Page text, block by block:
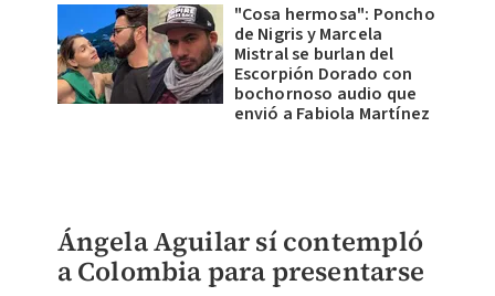
"Cosa hermosa": Poncho
de Nigris y Marcela
Mistral se burlan del
Escorpión Dorado con
bochornoso audio que
envió a Fabiola Martínez
Ángela Aguilar sí contempló
a Colombia para presentarse